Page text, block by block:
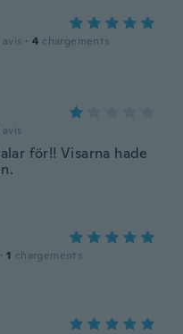
avis · 4 chargements
avis
för!! Visarna hade
· 1 chargements